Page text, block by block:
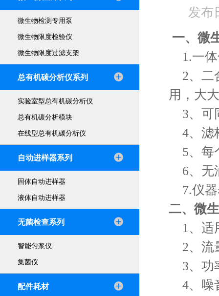
微生物检测专用泵
微生物限度检验仪
微生物限度过滤支架
总有机碳分析仪系列
实验室型总有机碳分析仪
总有机碳分析模块
在线型总有机碳分析仪
自动进样器系列
固体自动进样器
液体自动进样器
无菌检查系列
智能匀浆仪
集菌仪
配件耗材
发布
一、微
1.一体
2、二
用，大
3、可
4、滤
5、每
6、无
7.仪器
二、 微
1、适
2、流
3、功
4、噪